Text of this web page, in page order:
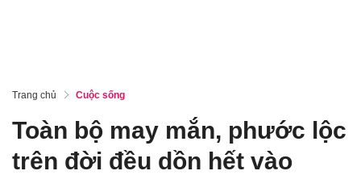
Trang chủ Cuộc sống
Toàn bộ may mắn, phước lộc
trên đời đều dồn hết vào